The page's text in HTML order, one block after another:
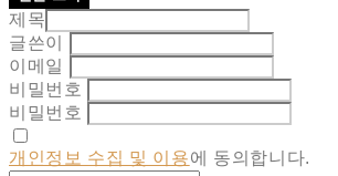
제목
글쓴이
이메일
비밀번호
비밀번호
개인정보 수집 및 이용에 동의합니다.